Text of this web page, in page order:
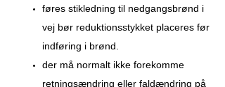
føres stikledning til nedgangsbrønd i
vej bør reduktionsstykket placeres før
indføring i brønd.
der må normalt ikke forekomme
retningsændring eller faldændring på